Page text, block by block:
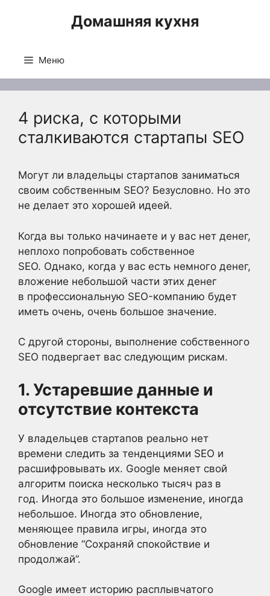
Домашняя кухня
Меню
4 риска, с которыми
сталкиваются стартапы SEO
Могут ли владельцы стартапов заниматься
своим собственным SEO? Безусловно. Но это
не делает это хорошей идеей.
Когда вы только начинаете и у вас нет денег,
неплохо попробовать собственное
SEO. Однако, когда у вас есть немного денег,
вложение небольшой части этих денег
в профессиональную SEO-компанию будет
иметь очень, очень большое значение.
С другой стороны, выполнение собственного
SEO подвергает вас следующим рискам.
1. Устаревшие данные и
отсутствие контекста
У владельцев стартапов реально нет
времени следить за тенденциями SEO и
расшифровывать их. Google меняет свой
алгоритм поиска несколько тысяч раз в
год. Иногда это большое изменение, иногда
небольшое. Иногда это обновление,
меняющее правила игры, иногда это
обновление “Сохраняй спокойствие и
продолжай”.
Google имеет историю расплывчатого